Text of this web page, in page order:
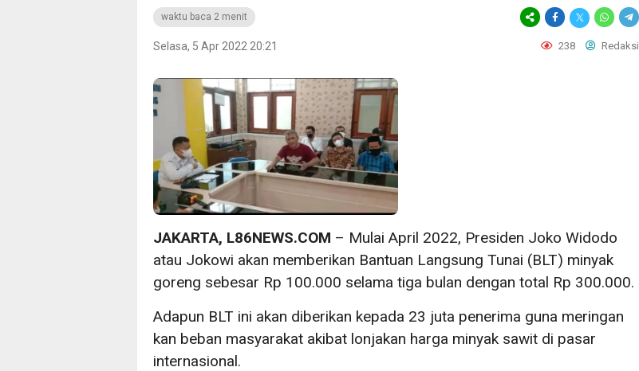
waktu baca 2 menit
Selasa, 5 Apr 2022 20:21 238 Redaksi
JAKARTA, L86NEWS.COM – Mulai April 2022, Presiden Joko Widodo
atau Jokowi akan memberikan Bantuan Langsung Tunai (BLT) minyak
goreng sebesar Rp 100.000 selama tiga bulan dengan total Rp 300.000.
Adapun BLT ini akan diberikan kepada 23 juta penerima guna meringan
kan beban masyarakat akibat lonjakan harga minyak sawit di pasar
internasional.